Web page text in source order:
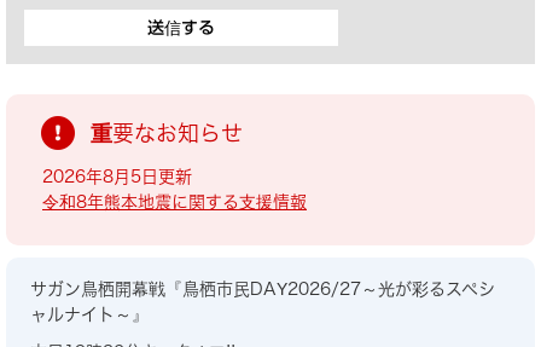
重要なお知らせ
2026年8月5日更新
令和8年熊本地震に関する支援情報
サガン鳥栖開幕戦『鳥栖市民DAY2026/27～光が彩るスペシ
ャルナイト～』